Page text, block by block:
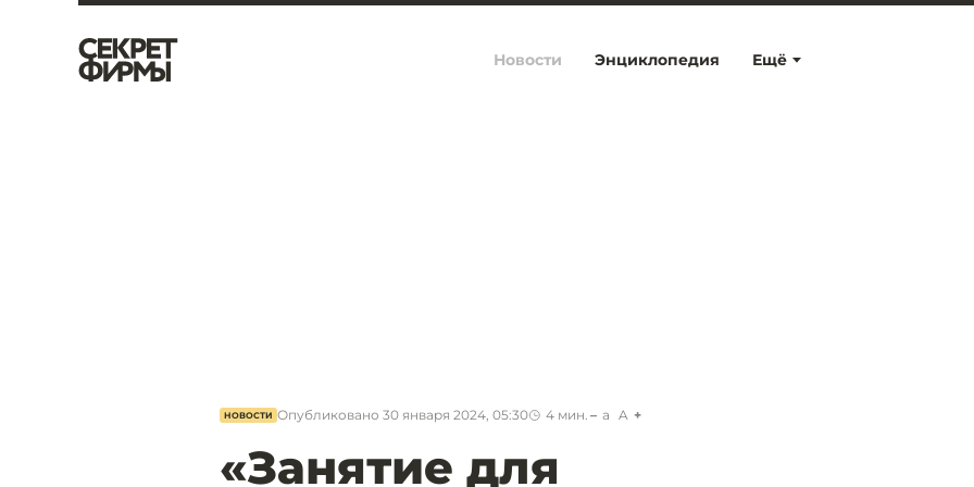
Ещё
Новости Энциклопедия
НОВОСТИ Опубликовано 30 января 2024, 05:30 4 мин. a A
«Занятие для